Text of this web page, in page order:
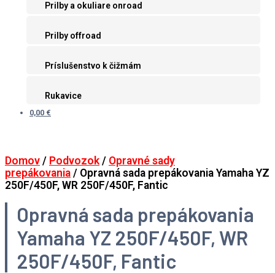
Prilby a okuliare onroad
Prilby offroad
Príslušenstvo k čižmám
Rukavice
0,00 €
Domov / Podvozok/ Opravné sady
prepákovania / Opravná sada prepákovania Yamaha YZ
250F/450F, WR 250F/450F, Fantic
Opravná sada prepákovania
Yamaha YZ 250F/450F, WR
250F/450F, Fantic